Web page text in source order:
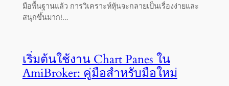
มือพื้นฐานแล้ว การวิเคราะห์หุ้นจะกลายเป็นเรื่องง่ายและ
สนุกขึ้นมาก!…
เริ่มต้นใช้งาน Chart Panes ใน
AmiBroker: คู่มือสำหรับมือใหม่